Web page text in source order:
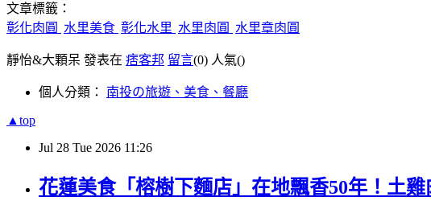
文章標籤：
彰化肉圓
水里美食 彰化水里 水里肉圓 水里章肉圓
靜怡&大顆呆 發表在 痞客邦 留言(0) 人氣()
個人分類： 南投の旅遊、美食、餐廳
▲top
Jul 28 Tue 2026 11:26
花蓮美食「榕樹下麵店」在地飄香50年！土